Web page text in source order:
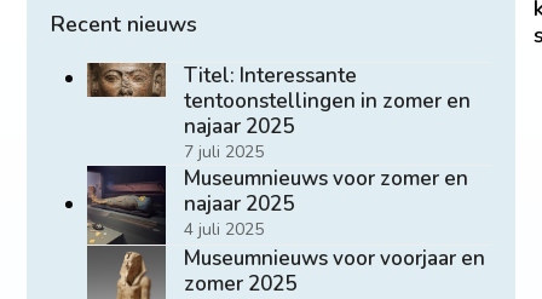
Recent nieuws
Titel: Interessante
tentoonstellingen in zomer en
najaar 2025
7 juli 2025
Museumnieuws voor zomer en
najaar 2025
4 juli 2025
Museumnieuws voor voorjaar en
zomer 2025